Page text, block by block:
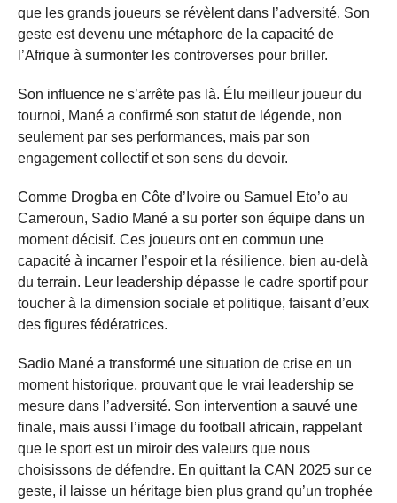
que les grands joueurs se révèlent dans l’adversité. Son
geste est devenu une métaphore de la capacité de
l’Afrique à surmonter les controverses pour briller.
Son influence ne s’arrête pas là. Élu meilleur joueur du
tournoi, Mané a confirmé son statut de légende, non
seulement par ses performances, mais par son
engagement collectif et son sens du devoir.
Comme Drogba en Côte d’Ivoire ou Samuel Eto’o au
Cameroun, Sadio Mané a su porter son équipe dans un
moment décisif. Ces joueurs ont en commun une
capacité à incarner l’espoir et la résilience, bien au-delà
du terrain. Leur leadership dépasse le cadre sportif pour
toucher à la dimension sociale et politique, faisant d’eux
des figures fédératrices.
Sadio Mané a transformé une situation de crise en un
moment historique, prouvant que le vrai leadership se
mesure dans l’adversité. Son intervention a sauvé une
finale, mais aussi l’image du football africain, rappelant
que le sport est un miroir des valeurs que nous
choisissons de défendre. En quittant la CAN 2025 sur ce
geste, il laisse un héritage bien plus grand qu’un trophée